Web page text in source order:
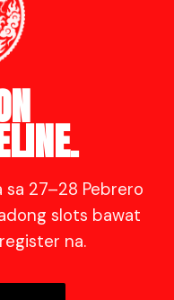
sa 27–28 Pebrero
slots bawat
na.